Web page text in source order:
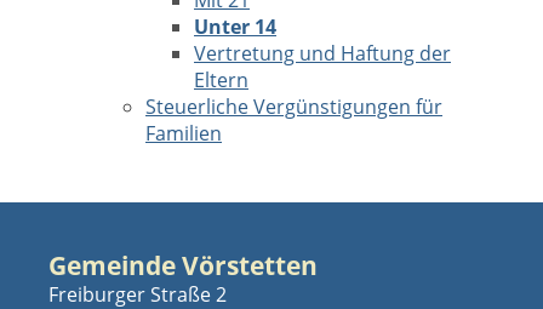
Unter 14
Vertretung und Haftung der
Eltern
Steuerliche Vergünstigungen für
Familien
Gemeinde Vörstetten
Freiburger Straße 2